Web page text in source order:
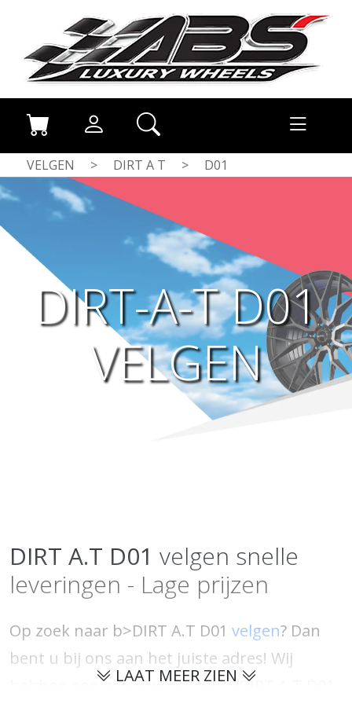
VELGEN > DIRT A T > D01
DIRT-A-T D01
VELGEN
DIRT A.T D01 velgen snelle
leveringen - Lage prijzen
Op zoek naar b>DIRT A.T D01 velgen? Dan
bent u bij ons aan het juiste adres! Wij
hebben een grote voorraad b>DIRT A.T D01
LAAT MEER ZIEN